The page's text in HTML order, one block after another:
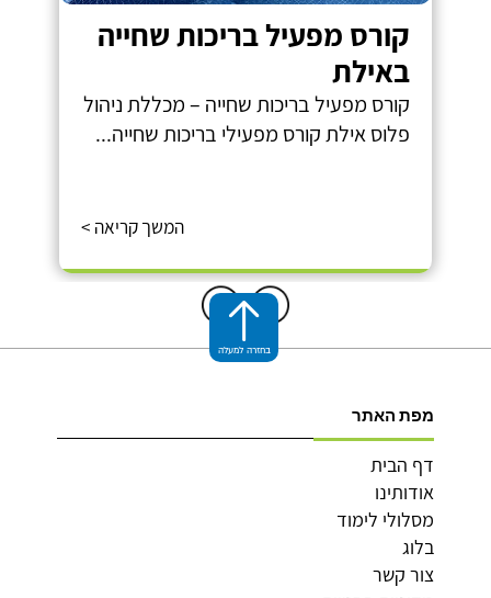
קורס מפעיל בריכות שחייה
באילת
קורס מפעיל בריכות שחייה – מכללת ניהול
פלוס אילת קורס מפעילי בריכות שחייה...
המשך קריאה >
בחזרה למעלה
מפת האתר
דף הבית
אודותינו
מסלולי לימוד
בלוג
צור קשר